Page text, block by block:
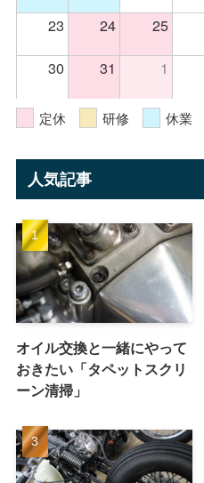
23
24 25
30
31 1
定休 研修 休業
人気記事
オイル交換と一緒にやって
おきたい「タペットスクリ
ーン清掃」